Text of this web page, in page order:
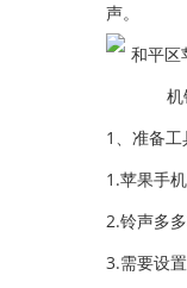
声。
1、准备
1.苹果手
2.铃声多
3.需要设